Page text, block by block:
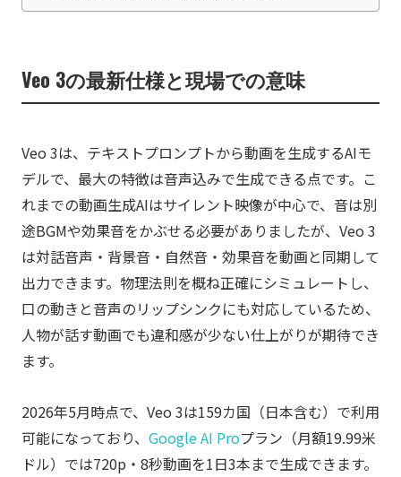
Veo 3の最新仕様と現場での意味
Veo 3は、テキストプロンプトから動画を生成するAIモ
デルで、最大の特徴は音声込みで生成できる点です。こ
れまでの動画生成AIはサイレント映像が中心で、音は別
途BGMや効果音をかぶせる必要がありましたが、Veo 3
は対話音声・背景音・自然音・効果音を動画と同期して
出力できます。物理法則を概ね正確にシミュレートし、
口の動きと音声のリップシンクにも対応しているため、
人物が話す動画でも違和感が少ない仕上がりが期待でき
ます。
2026年5月時点で、Veo 3は159カ国（日本含む）で利用
可能になっており、 Google AI Proプラン（月額19.99米
ドル）では720p・8秒動画を1日3本まで生成できます。